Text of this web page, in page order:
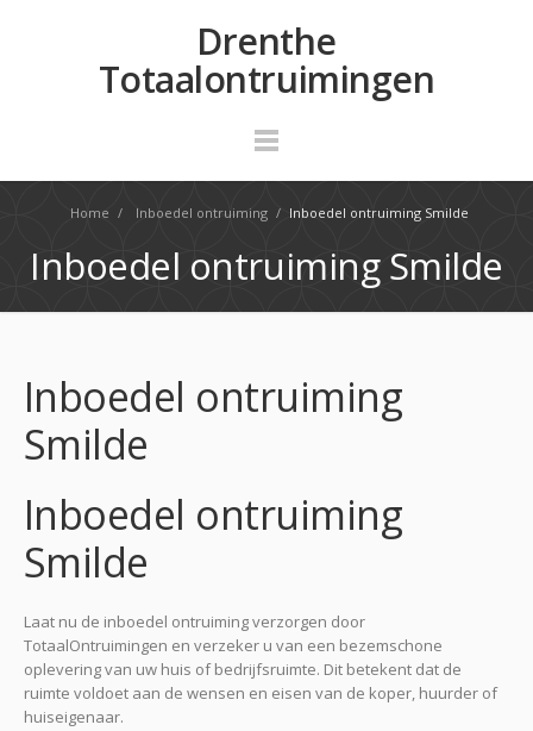
Drenthe
Totaalontruimingen
Home / Inboedel ontruiming / Inboedel ontruiming Smilde
Inboedel ontruiming Smilde
Inboedel ontruiming
Smilde
Inboedel ontruiming
Smilde
Laat nu de inboedel ontruiming verzorgen door
TotaalOntruimingen en verzeker u van een bezemschone
oplevering van uw huis of bedrijfsruimte. Dit betekent dat de
ruimte voldoet aan de wensen en eisen van de koper, huurder of
huiseigenaar.